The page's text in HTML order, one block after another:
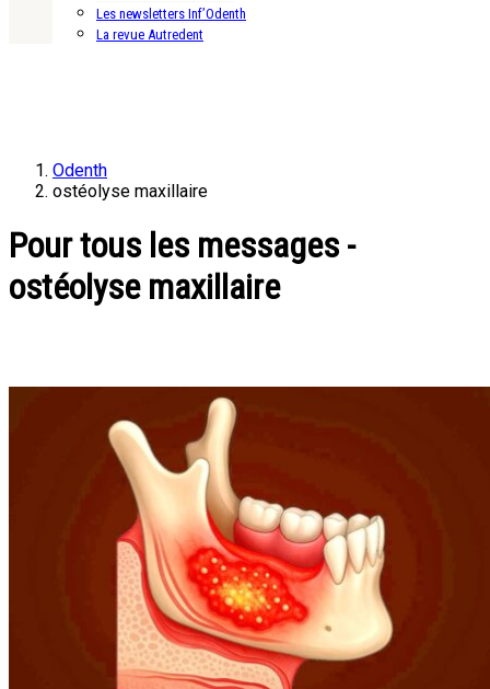
Les newsletters Inf’Odenth
La revue Autredent
Odenth
ostéolyse maxillaire
Pour tous les messages -
ostéolyse maxillaire